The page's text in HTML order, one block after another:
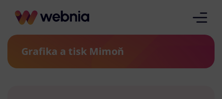
Grafika a tisk Mimoň